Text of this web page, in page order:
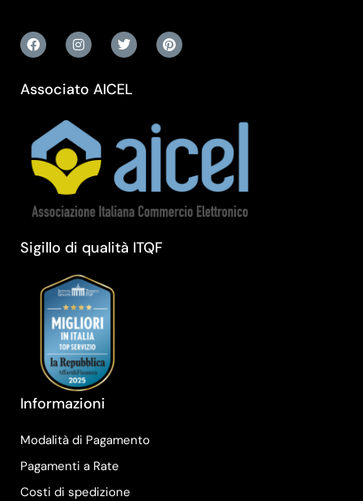
Associato AICEL
Sigillo di qualità ITQF
Informazioni
Modalità di Pagamento
Pagamenti a Rate
Costi di spedizione